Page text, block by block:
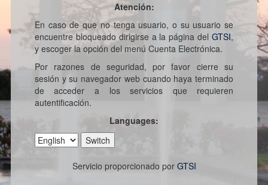
Atención:
En caso de que no tenga usuario, o su usuario se
encuentre bloqueado dirigirse a la página delGTSI,
y escoger la opción del menú Cuenta Electrónica.
Por razones de seguridad, por favor cierre su
sesión y su navegador web cuando haya terminado
de acceder a los servicios que requieren
autentificación.
Languages:
Servicio proporcionado por GTSI